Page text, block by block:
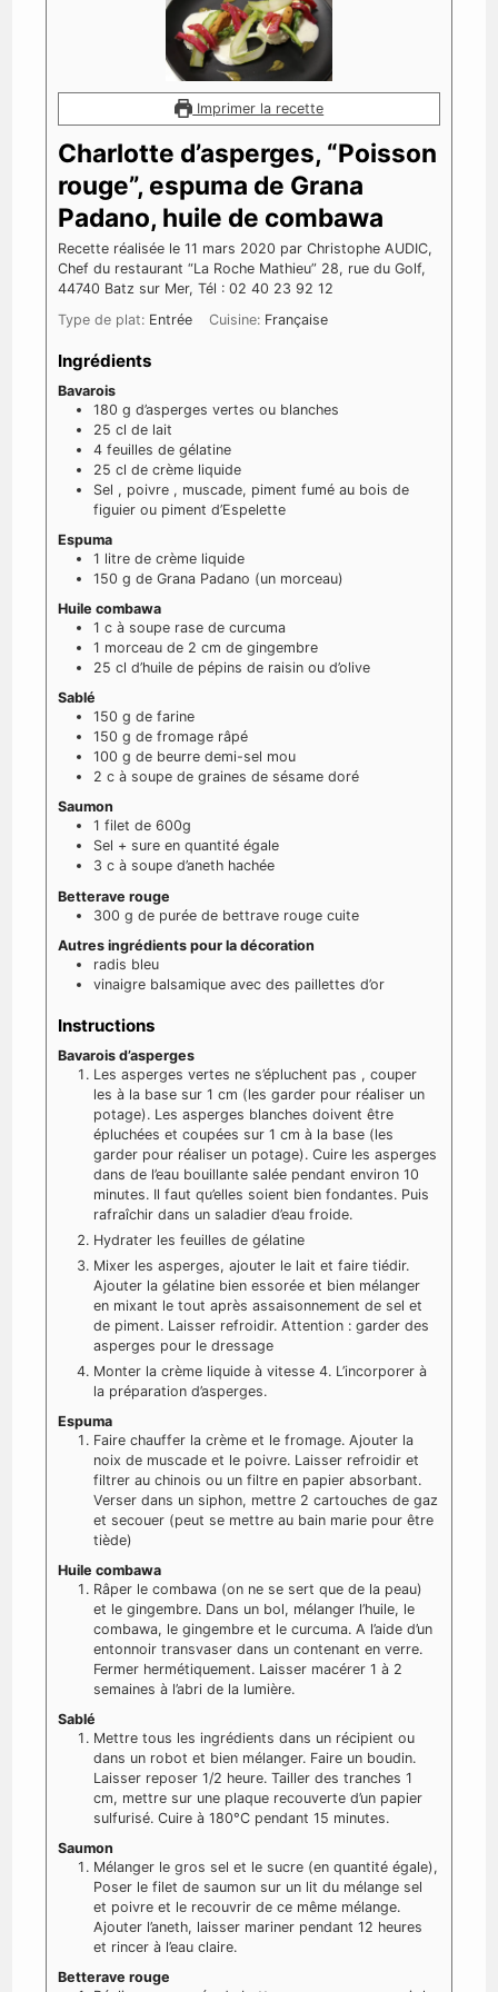
Imprimer la recette
Charlotte d’asperges, “Poisson
rouge”, espuma de Grana
Padano, huile de combawa
Recette réalisée le 11 mars 2020 par Christophe AUDIC,
Chef du restaurant “La Roche Mathieu” 28, rue du Golf,
44740 Batz sur Mer, Tél : 02 40 23 92 12
Type de plat: Entrée Cuisine: Française
Ingrédients
Bavarois
180 g d’asperges vertes ou blanches
25 cl de lait
4 feuilles de gélatine
25 cl de crème liquide
Sel , poivre , muscade, piment fumé au bois de
figuier ou piment d’Espelette
Espuma
1 litre de crème liquide
150 g de Grana Padano (un morceau)
Huile combawa
1 c à soupe rase de curcuma
1 morceau de 2 cm de gingembre
25 cl d’huile de pépins de raisin ou d’olive
Sablé
150 g de farine
150 g de fromage râpé
100 g de beurre demi-sel mou
2 c à soupe de graines de sésame doré
Saumon
1 filet de 600g
Sel + sure en quantité égale
3 c à soupe d’aneth hachée
Betterave rouge
300 g de purée de bettrave rouge cuite
Autres ingrédients pour la décoration
radis bleu
vinaigre balsamique avec des paillettes d’or
Instructions
Bavarois d’asperges
Les asperges vertes ne s’épluchent pas , couper
les à la base sur 1 cm (les garder pour réaliser un
potage). Les asperges blanches doivent être
épluchées et coupées sur 1 cm à la base (les
garder pour réaliser un potage). Cuire les asperges
dans de l’eau bouillante salée pendant environ 10
minutes. Il faut qu’elles soient bien fondantes. Puis
rafraîchir dans un saladier d’eau froide.
Hydrater les feuilles de gélatine
Mixer les asperges, ajouter le lait et faire tiédir.
Ajouter la gélatine bien essorée et bien mélanger
en mixant le tout après assaisonnement de sel et
de piment. Laisser refroidir. Attention : garder des
asperges pour le dressage
Monter la crème liquide à vitesse 4. L’incorporer à
la préparation d’asperges.
Espuma
Faire chauffer la crème et le fromage. Ajouter la
noix de muscade et le poivre. Laisser refroidir et
filtrer au chinois ou un filtre en papier absorbant.
Verser dans un siphon, mettre 2 cartouches de gaz
et secouer (peut se mettre au bain marie pour être
tiède)
Huile combawa
Râper le combawa (on ne se sert que de la peau)
et le gingembre. Dans un bol, mélanger l’huile, le
combawa, le gingembre et le curcuma. A l’aide d’un
entonnoir transvaser dans un contenant en verre.
Fermer hermétiquement. Laisser macérer 1 à 2
semaines à l’abri de la lumière.
Sablé
Mettre tous les ingrédients dans un récipient ou
dans un robot et bien mélanger. Faire un boudin.
Laisser reposer 1/2 heure. Tailler des tranches 1
cm, mettre sur une plaque recouverte d’un papier
sulfurisé. Cuire à 180°C pendant 15 minutes.
Saumon
Mélanger le gros sel et le sucre (en quantité égale),
Poser le filet de saumon sur un lit du mélange sel
et poivre et le recouvrir de ce même mélange.
Ajouter l’aneth, laisser mariner pendant 12 heures
et rincer à l’eau claire.
Betterave rouge